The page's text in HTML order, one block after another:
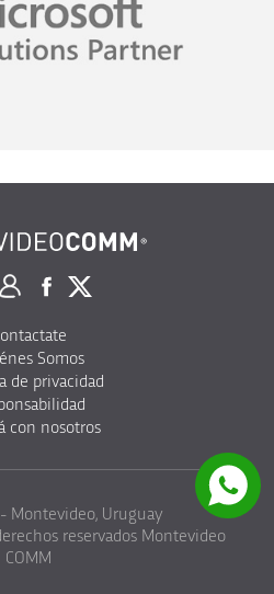
Somos
de privacidad
con nosotros
- Montevideo, Uruguay
reservados Montevideo
COMM